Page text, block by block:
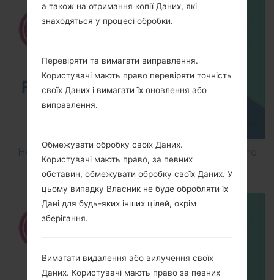
How to Flash Stock Firmware on LG Smartphone
using LG UP?
а також на отримання копії Даних, які
знаходяться у процесі обробки.
Перевіряти та вимагати виправлення.
Користувачі мають право перевіряти точність
своїх Даних і вимагати їх оновлення або
виправлення.
Обмежувати обробку своїх Даних.
Користувачі мають право, за певних
обставин, обмежувати обробку своїх Даних. У
цьому випадку Власник не буде обробляти їх
Дані для будь-яких інших цілей, окрім
зберігання.
Вимагати видалення або вилучення своїх
Даних. Користувачі мають право за певних